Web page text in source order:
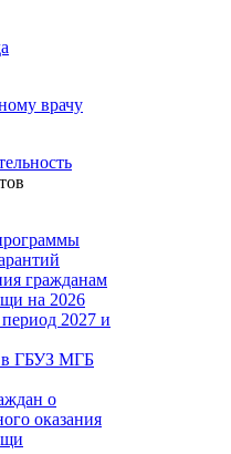
врачу
гражданам
на 2026
2027 и
ГБУЗ МГБ
о
оказания